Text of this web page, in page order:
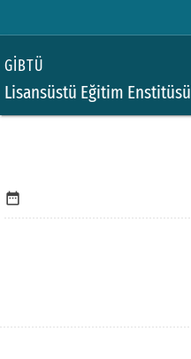
GİBTÜ
Lisansüstü Eğitim Enstitüsü
date_range